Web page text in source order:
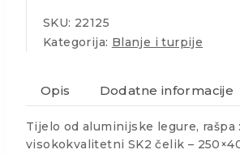
SKU: 22125
Kategorija: Blanje i turpije
Opis Dodatne informacije
Tijelo od aluminijske legure, rašpa :
visokokvalitetni SK2 čelik –